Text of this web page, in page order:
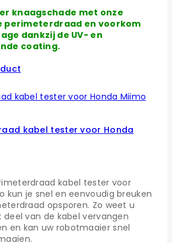
knaagschade met onze
perimeterdraad en voorkom
dankzij de UV- en
coating.
kabel tester voor Honda
kabel tester voor
kun je snel en eenvoudig breuken
opsporen. Zo weet u
deel van de kabel vervangen
en kan uw robotmaaier snel